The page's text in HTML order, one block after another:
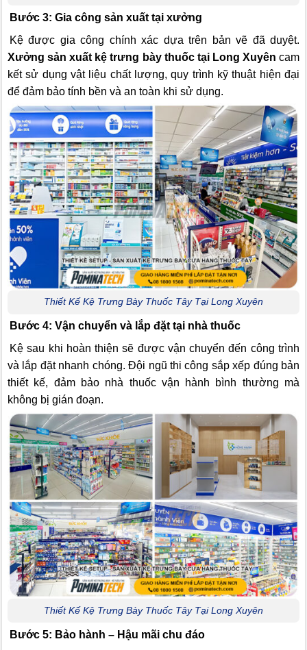
Bước 3: Gia công sản xuất tại xưởng
Kệ được gia công chính xác dựa trên bản vẽ đã duyệt.
Xưởng sản xuất kệ trưng bày thuốc tại Long Xuyên cam
kết sử dụng vật liệu chất lượng, quy trình kỹ thuật hiện đại
để đảm bảo tính bền và an toàn khi sử dụng.
Thiết Kế Kệ Trưng Bày Thuốc Tây Tại Long Xuyên
Bước 4: Vận chuyển và lắp đặt tại nhà thuốc
Kệ sau khi hoàn thiện sẽ được vận chuyển đến công trình
và lắp đặt nhanh chóng. Đội ngũ thi công sắp xếp đúng bản
thiết kế, đảm bảo nhà thuốc vận hành bình thường mà
không bị gián đoạn.
Thiết Kế Kệ Trưng Bày Thuốc Tây Tại Long Xuyên
Bước 5: Bảo hành – Hậu mãi chu đáo